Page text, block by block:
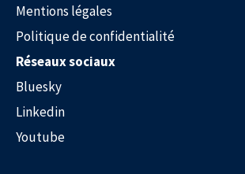
Mentions légales
Politique de confidentialité
Réseaux sociaux
Bluesky
Linkedin
Youtube